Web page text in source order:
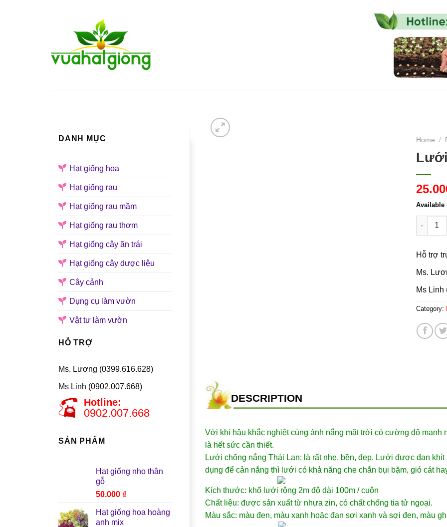
DANH MỤC
Hạt giống hoa
Hạt giống rau
Hạt giống rau mầm
Hạt giống rau thơm
Hạt giống cây ăn trái
Hạt giống cây dược liệu
Cây cảnh
Dụng cụ làm vườn
Vật tư làm vườn
HỖ TRỢ
Ms. Lương (0399.616.628)
Ms Linh (0902.007.668)
Hotline:
0902.007.668
SẢN PHẨM
Hạt giống nho thân
gỗ
50.000 ₫
Hạt giống hoa hoàng
anh mix
Home /
Available
Lưới
Hỗ trợ
Ms.
Ms Linh
Category:
DESCRIPTION
Với khí hậu khắc nghiệt cùng ánh nắng mặt trời có cường độ
là hết sức cần thiết.
Lưới chống nắng Thái Lan: là rất nhẹ, bền, đẹp. Lưới được đan
dụng để cản nắng thì lưới có khả năng che chắn bụi bặm, gió cát
Kích thước: khổ lưới rộng 2m độ dài 100m / cuộn
Chất liệu: được sản xuất từ nhựa zin, có chất chống tia tử ngoại.
Màu sắc: màu đen, màu xanh hoặc đan sợi xanh và sợi đen, màu